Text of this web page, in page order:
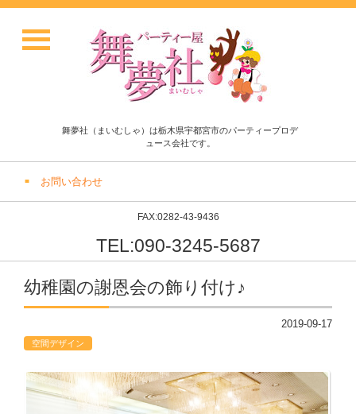
舞夢社（まいむしゃ）は栃木県宇都宮市のパーティープロデ
ュース会社です。
お問い合わせ
FAX:0282-43-9436
TEL:090-3245-5687
幼稚園の謝恩会の飾り付け♪
2019-09-17
空間デザイン